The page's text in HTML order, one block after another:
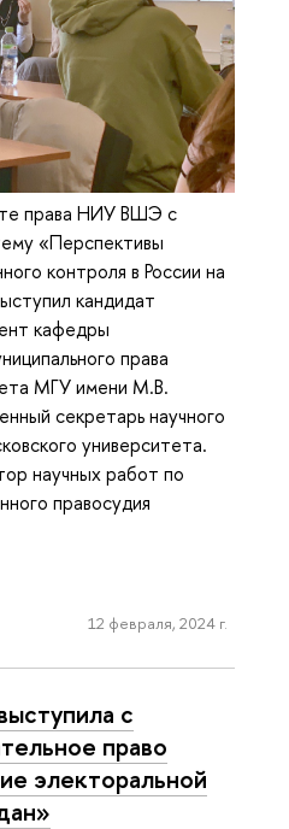
права НИУ ВШЭ с
«Перспективы
контроля в России на
кандидат
кафедры
права
МГУ имени М.В.
секретарь научного
университета.
научных работ по
правосудия
12 февраля, 2024 г.
с
право
электоральной